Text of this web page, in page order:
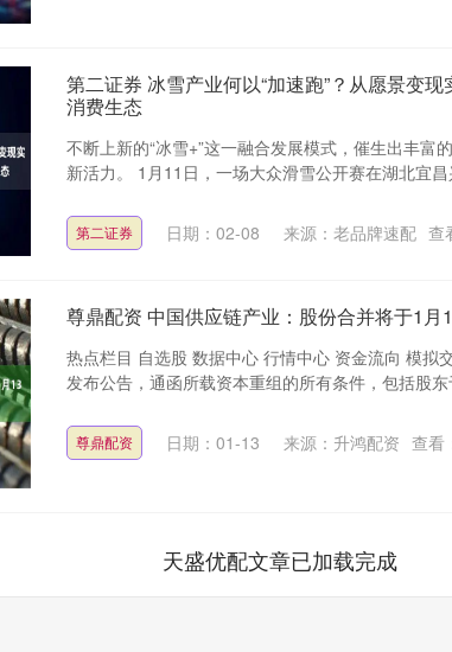
第二证券 冰雪产业何以“加速跑”？从愿景变
消费生态
不断上新的“冰雪+”这一融合发展模式，催生出丰富
新活力。 1月11日，一场大众滑雪公开赛在湖北宜
第二证券 日期：02-08 来源：老品牌速配 查
尊鼎配资 中国供应链产业：股份合并将于1月
热点栏目 自选股 数据中心 行情中心 资金流向 模拟
发布公告，通函所载资本重组的所有条件，包括股
尊鼎配资 日期：01-13 来源：升鸿配资 查看
天盛优配文章已加载完成
14110.12 沪深300